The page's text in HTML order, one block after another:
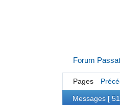
Forum Passat
Pages
Messages [